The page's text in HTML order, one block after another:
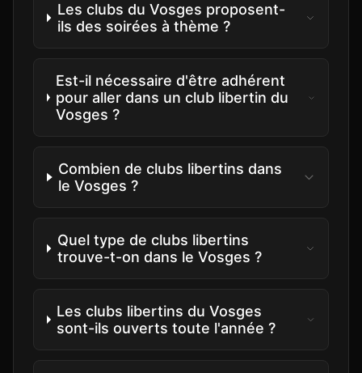
Les clubs du Vosges proposent-
ils des soirées à thème ?
Est-il nécessaire d'être adhérent
pour aller dans un club libertin du
Vosges ?
Combien de clubs libertins dans
le Vosges ?
Quel type de clubs libertins
trouve-t-on dans le Vosges ?
Les clubs libertins du Vosges
sont-ils ouverts toute l'année ?